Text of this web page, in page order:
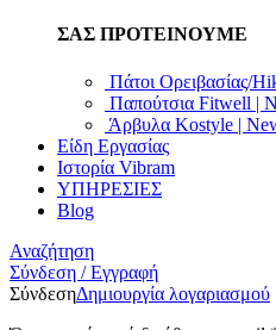
ΣΑΣ ΠΡΟΤΕΙΝΟΥΜΕ
Πάτοι Ορειβασίας/
Παπούτσια Fitwell |
Άρβυλα Kostyle |
Είδη Εργασίας
Ιστορία Vibram
ΥΠΗΡΕΣΙΕΣ
Blog
Αναζήτηση
Σύνδεση / Εγγραφή
ΣύνδεσηΔημιουργία λογαριασμού